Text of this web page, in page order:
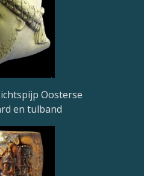
Oosterse
en tulband